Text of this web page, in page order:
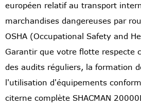
européen relatif au transport
marchandises dangereuses par
OSHA (Occupational Safety and
Garantir que votre flotte respecte
des audits réguliers, la formation
l'utilisation d'équipements
citerne complète SHACMAN